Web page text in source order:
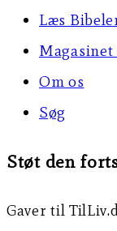
Læs
Om os
Søg
Støt den
Gaver til